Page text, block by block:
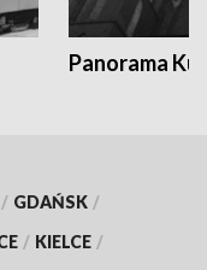
Panorama
/ GDAŃSK /
/ KIELCE /